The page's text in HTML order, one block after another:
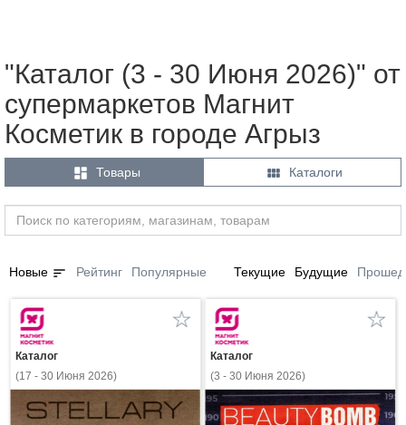
"Каталог (3 - 30 Июня 2026)" от
супермаркетов Магнит
Косметик в городе Агрыз
 Товары  Каталоги
Новые sort Рейтинг Популярные Текущие Будущие
Каталог
(17 - 30 Июня 2026)
Каталог
(3 - 30 Июня 2026)